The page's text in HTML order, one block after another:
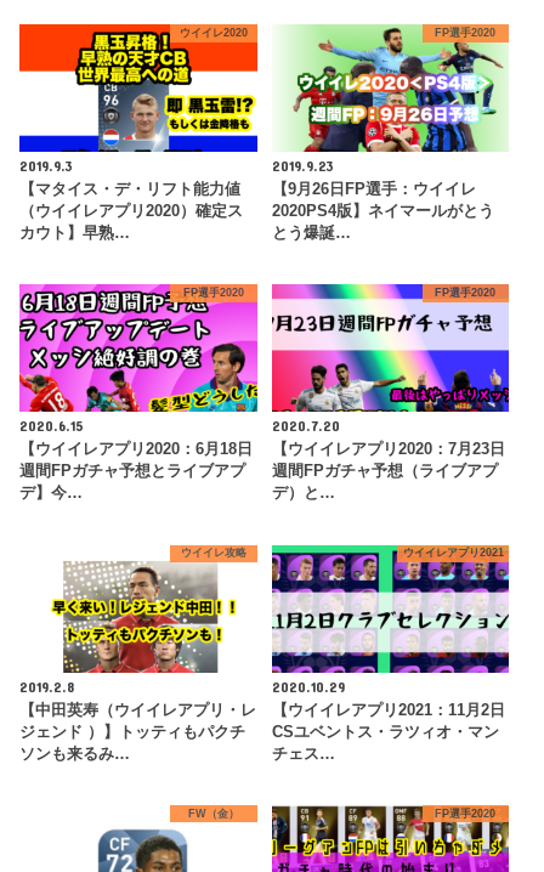
ウイイレ2020
2019.9.3
【マタイス・デ・リフト能力値
（ウイイレアプリ2020）確定ス
カウト】早熟…
FP選手2020
2019.9.23
【9月26日FP選手：ウイイレ
2020PS4版】ネイマールがとう
とう爆誕…
FP選手2020
2020.6.15
【ウイイレアプリ2020：6月18日
週間FPガチャ予想とライブアプ
デ】今…
FP選手2020
2020.7.20
【ウイイレアプリ2020：7月23日
週間FPガチャ予想（ライブアプ
デ）と…
ウイイレ攻略
2019.2.8
【中田英寿（ウイイレアプリ・レ
ジェンド ）】トッティもパクチ
ソンも来るみ…
ウイイレアプリ2021
2020.10.29
【ウイイレアプリ2021：11月2日
CSユベントス・ラツィオ・マン
チェス…
FW（金） FP選手2020